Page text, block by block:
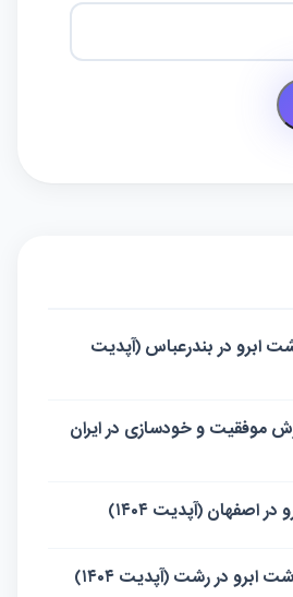
ابرو در بندرعباس (آپدیت
موفقیت و خودسازی در ایران